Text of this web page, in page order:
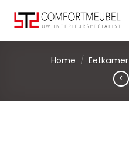
content
Home / Eetkamer